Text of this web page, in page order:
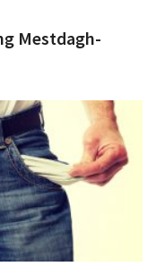
Mestdagh-